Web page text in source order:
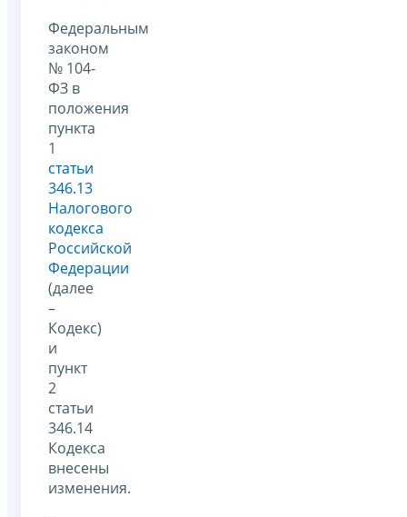
Федеральным
законом
№ 104-
ФЗ в
положения
пункта
1
статьи
346.13
Налогового
кодекса
Российской
Федерации
(далее
–
Кодекс)
и
пункт
2
статьи
346.14
Кодекса
внесены
изменения.